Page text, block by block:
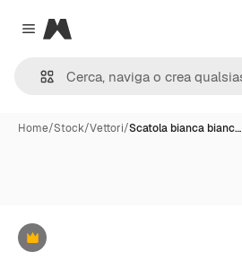
Close menu
Magnific
Home/Stock/Vettori/Scatola bianca bianc…
Premium